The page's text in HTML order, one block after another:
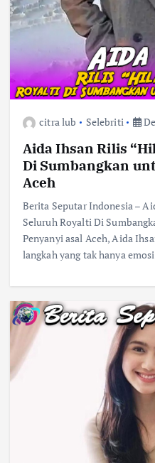
citra lub Selebriti
Aida Ihsan Rilis
Di Sumbangkan
Aceh
Berita Seputar Indonesia –
Seluruh Royalti Di
Penyanyi asal Aceh, Aida
langkah yang tak hanya